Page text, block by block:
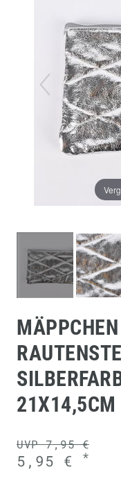
21X14,5CM
UVP 7,95 €
5,95 € *